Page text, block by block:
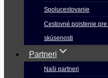
Spolucestovanie
Cestovné poistenie
skúsenosti
Partneri
Naši partneri